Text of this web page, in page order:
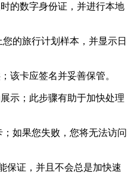
的数字身份证，并进行本地
的旅行计划样本，并显示日
该卡应签名并妥善保管。
示；此步骤有助于加快处理
如果您失败，您将无法访问
保证，并且不会总是加快速